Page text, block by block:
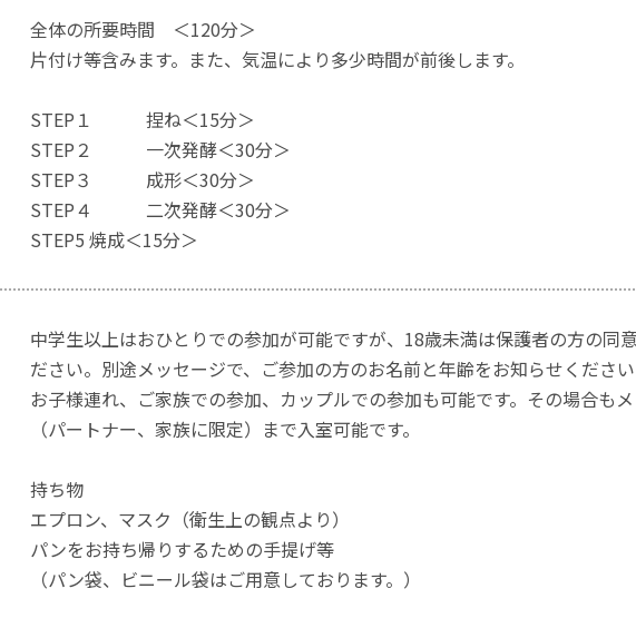
全体の所要時間 ＜120分＞
片付け等含みます。また、気温により多少時間が前後します。
STEP１ 捏ね＜15分＞
STEP２ 一次発酵＜30分＞
STEP３ 成形＜30分＞
STEP４ 二次発酵＜30分＞
STEP5 焼成＜15分＞
中学生以上はおひとりでの参加が可能ですが、18歳未満は保護者の方の同
ださい。別途メッセージで、ご参加の方のお名前と年齢をお知らせくださ
お子様連れ、ご家族での参加、カップルでの参加も可能です。その場合も
（パートナー、家族に限定）まで入室可能です。
持ち物
エプロン、マスク（衛生上の観点より）
パンをお持ち帰りするための手提げ等
（パン袋、ビニール袋はご用意しております。）